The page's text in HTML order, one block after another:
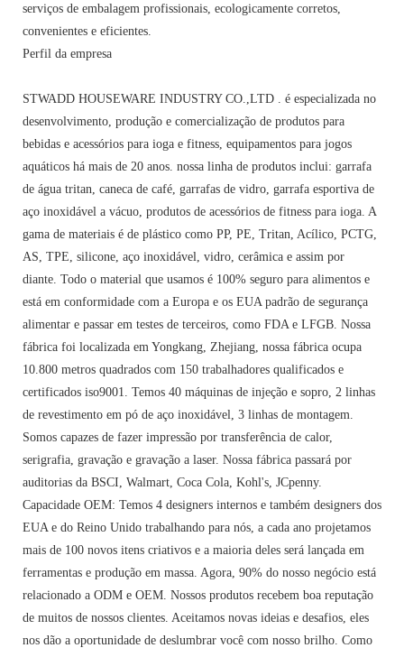
serviços de embalagem profissionais, ecologicamente corretos,
convenientes e eficientes.
Perfil da empresa
STWADD HOUSEWARE INDUSTRY CO.,LTD . é especializada no
desenvolvimento, produção e comercialização de produtos para
bebidas e acessórios para ioga e fitness, equipamentos para jogos
aquáticos há mais de 20 anos. nossa linha de produtos inclui: garrafa
de água tritan, caneca de café, garrafas de vidro, garrafa esportiva de
aço inoxidável a vácuo, produtos de acessórios de fitness para ioga. A
gama de materiais é de plástico como PP, PE, Tritan, Acílico, PCTG,
AS, TPE, silicone, aço inoxidável, vidro, cerâmica e assim por
diante. Todo o material que usamos é 100% seguro para alimentos e
está em conformidade com a Europa e os EUA padrão de segurança
alimentar e passar em testes de terceiros, como FDA e LFGB. Nossa
fábrica foi localizada em Yongkang, Zhejiang, nossa fábrica ocupa
10.800 metros quadrados com 150 trabalhadores qualificados e
certificados iso9001. Temos 40 máquinas de injeção e sopro, 2 linhas
de revestimento em pó de aço inoxidável, 3 linhas de montagem.
Somos capazes de fazer impressão por transferência de calor,
serigrafia, gravação e gravação a laser. Nossa fábrica passará por
auditorias da BSCI, Walmart, Coca Cola, Kohl's, JCpenny.
Capacidade OEM: Temos 4 designers internos e também designers dos
EUA e do Reino Unido trabalhando para nós, a cada ano projetamos
mais de 100 novos itens criativos e a maioria deles será lançada em
ferramentas e produção em massa. Agora, 90% do nosso negócio está
relacionado a ODM e OEM. Nossos produtos recebem boa reputação
de muitos de nossos clientes. Aceitamos novas ideias e desafios, eles
nos dão a oportunidade de deslumbrar você com nosso brilho. Como